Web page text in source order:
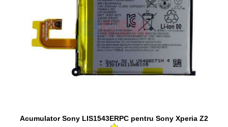
Acumulator Sony LIS1543ERPC pentru Sony Xperia Z2